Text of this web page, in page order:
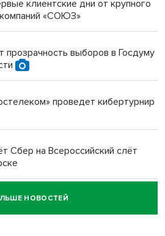
с женой вошли в топ-16
клиентские дни от крупного
«СОЮЗ»
прозрачность выборов в Госдуму
проведет кибертурнир
Сбер на Всероссийский слёт
обеспечит
ЕДГ в Новосибирской
НОВОСТЕЙ